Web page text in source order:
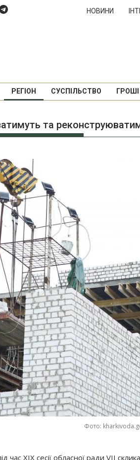
НОВИНИ
РЕГІОН СУСПІЛЬСТВО ГРОШІ
та
Фото:
час ХІХ сесії обласної ради VII